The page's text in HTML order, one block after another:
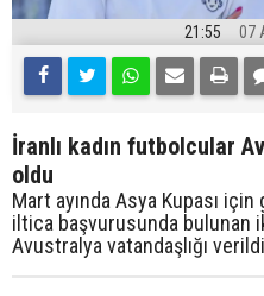
21:55 07
İranlı kadın futbolcular
oldu
Mart ayında Asya Kupası
iltica başvurusunda bulunan
Avustralya vatandaşlığı